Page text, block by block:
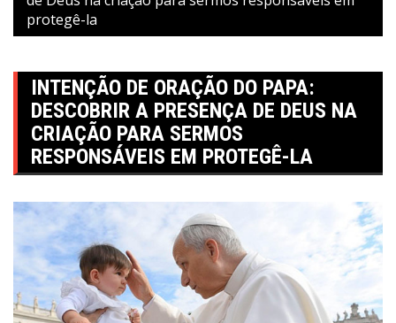
protegê-la
INTENÇÃO DE ORAÇÃO DO PAPA:
DESCOBRIR A PRESENÇA DE DEUS NA
CRIAÇÃO PARA SERMOS
RESPONSÁVEIS EM PROTEGÊ-LA